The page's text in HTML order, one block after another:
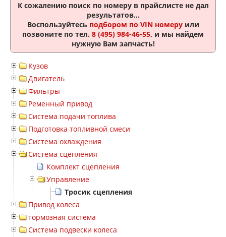
К сожалению поиск по номеру в прайслисте не дал
результатов...
Воспользуйтесь подбором по VIN номеруили
позвоните по тел. 8 (495) 984-46-55, и мы найдем
нужную Вам запчасть!
Кузов
Двигатель
Фильтры
Ременный привод
Система подачи топлива
Подготовка топливной смеси
Система охлаждения
Система сцепления
Комплект сцепления
Управление
Тросик сцепления
Привод колеса
тормозная система
Система подвески колеса